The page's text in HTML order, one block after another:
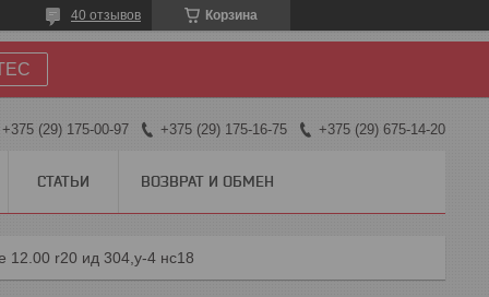
Корзина
40 отзывов
+375 (29) 175-00-97 +375 (29) 175-16-75 +375 (29) 675-14-20
СТАТЬИ ВОЗВРАТ И ОБМЕН
12.00 r20 ид 304,у-4 нс18